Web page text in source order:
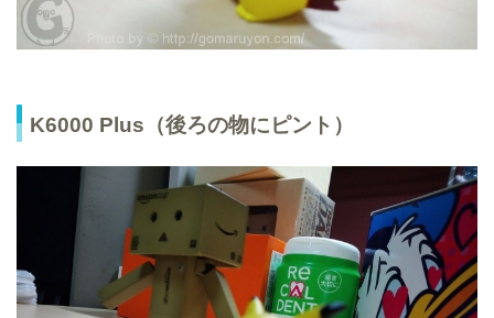
K6000 Plus（後ろの物にピント）